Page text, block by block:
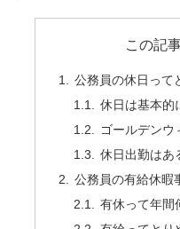
この記
公務員の休日って
休日は基本的
ゴールデンウ
休日出勤はあ
公務員の有給休暇
有休って年間